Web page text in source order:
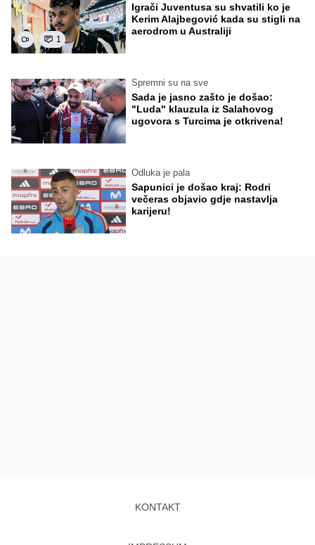
1
Igrači Juventusa su shvatili ko je
Kerim Alajbegović kada su stigli na
aerodrom u Australiji
Spremni su na sve
Sada je jasno zašto je došao:
"Luda" klauzula iz Salahovog
ugovora s Turcima je otkrivena!
Odluka je pala
Sapunici je došao kraj: Rodri
večeras objavio gdje nastavlja
karijeru!
KONTAKT